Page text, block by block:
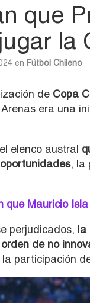
que
la
en Fútbol Chileno
de Copa
era una
elenco austral
, la
que Mauricio
perjudicados, la
de no
participación